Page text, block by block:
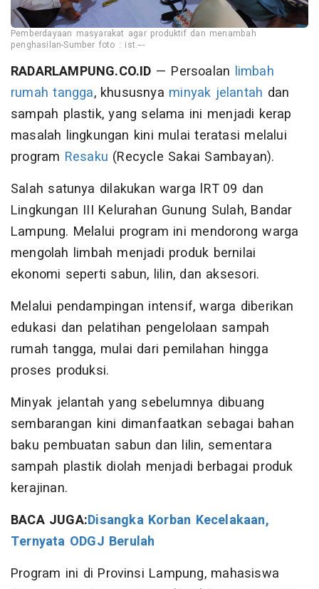
Pemberdayaan masyarakat agar produktif dan menambah
penghasilan-Sumber foto : ist.---
RADARLAMPUNG.CO.ID — Persoalan limbah
rumah tangga, khususnya minyak jelantah dan
sampah plastik, yang selama ini menjadi kerap
masalah lingkungan kini mulai teratasi melalui
program Resaku (Recycle Sakai Sambayan).
Salah satunya dilakukan warga lRT 09 dan
Lingkungan III Kelurahan Gunung Sulah, Bandar
Lampung. Melalui program ini mendorong warga
mengolah limbah menjadi produk bernilai
ekonomi seperti sabun, lilin, dan aksesori.
Melalui pendampingan intensif, warga diberikan
edukasi dan pelatihan pengelolaan sampah
rumah tangga, mulai dari pemilahan hingga
proses produksi.
Minyak jelantah yang sebelumnya dibuang
sembarangan kini dimanfaatkan sebagai bahan
baku pembuatan sabun dan lilin, sementara
sampah plastik diolah menjadi berbagai produk
kerajinan.
BACA JUGA:Disangka Korban Kecelakaan,
Ternyata ODGJ Berulah
Program ini di Provinsi Lampung, mahasiswa